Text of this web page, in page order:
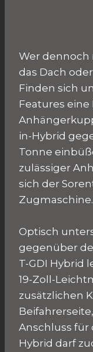
Wer dennoch
das Dach
Finden sich
Features
in-Hybrid
Tonne
zulässiger
sich der
Zugmaschine.
Optisch
gegenüber
T-GDI Hybrid
19-Zoll-
zusätzlichen
Anschluss für
Hybrid darf